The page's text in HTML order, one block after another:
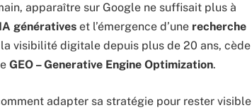
apparaître sur Google ne suffisait plus à
IA génératives et l’émergence d’une recherche
visibilité digitale depuis plus de 20 ans, cède
GEO – Generative Engine Optimization.
adapter sa stratégie pour rester visible